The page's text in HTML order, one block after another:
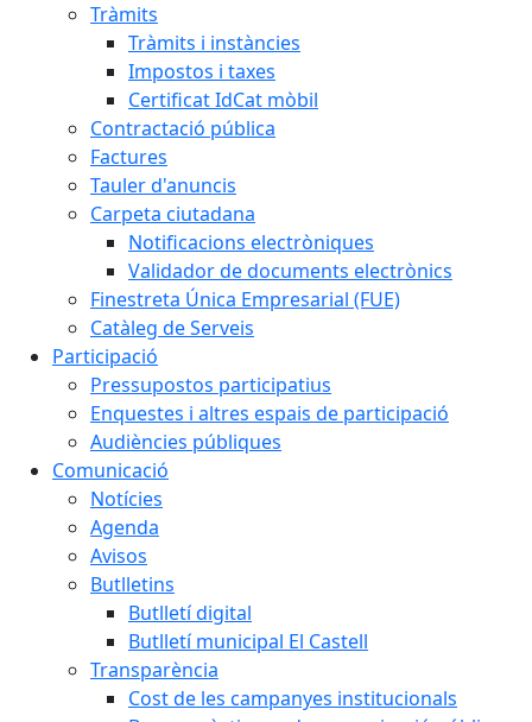
Tràmits
Tràmits i instàncies
Impostos i taxes
Certificat IdCat mòbil
Contractació pública
Factures
Tauler d'anuncis
Carpeta ciutadana
Notificacions electròniques
Validador de documents electrònics
Finestreta Única Empresarial (FUE)
Catàleg de Serveis
Participació
Pressupostos participatius
Enquestes i altres espais de participació
Audiències públiques
Comunicació
Notícies
Agenda
Avisos
Butlletins
Butlletí digital
Butlletí municipal El Castell
Transparència
Cost de les campanyes institucionals